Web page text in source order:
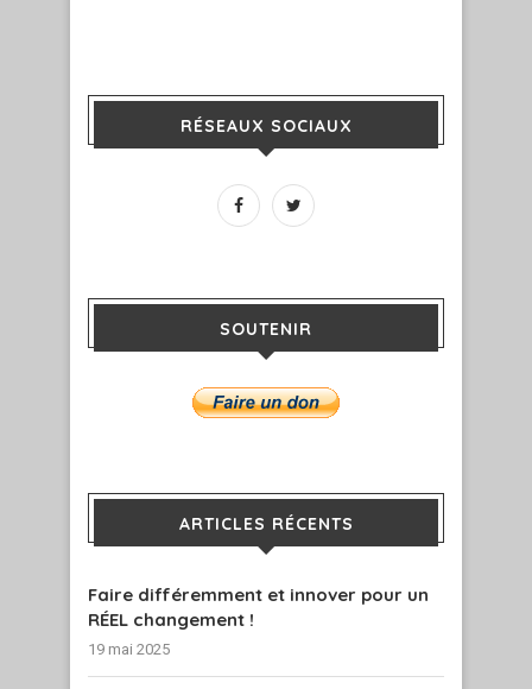
RÉSEAUX SOCIAUX
SOUTENIR
ARTICLES RÉCENTS
Faire différemment et innover pour un
RÉEL changement !
19 mai 2025